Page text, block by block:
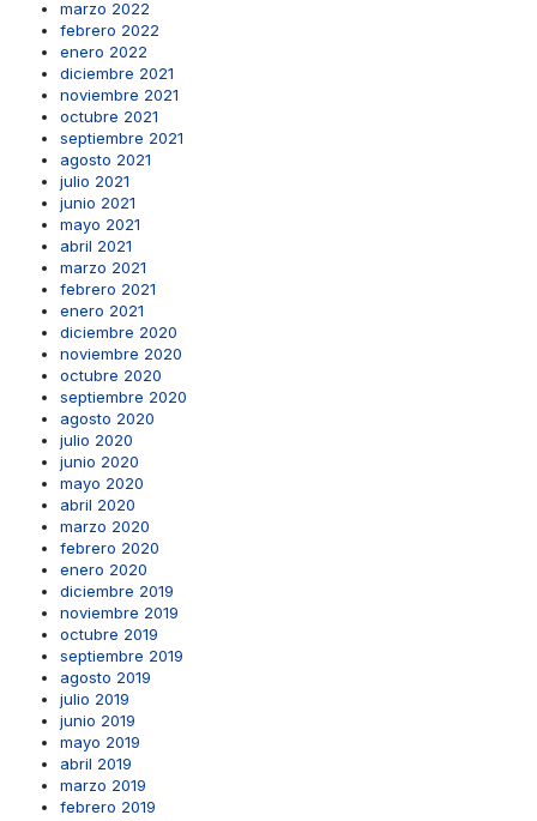
marzo 2022
febrero 2022
enero 2022
diciembre 2021
noviembre 2021
octubre 2021
septiembre 2021
agosto 2021
julio 2021
junio 2021
mayo 2021
abril 2021
marzo 2021
febrero 2021
enero 2021
diciembre 2020
noviembre 2020
octubre 2020
septiembre 2020
agosto 2020
julio 2020
junio 2020
mayo 2020
abril 2020
marzo 2020
febrero 2020
enero 2020
diciembre 2019
noviembre 2019
octubre 2019
septiembre 2019
agosto 2019
julio 2019
junio 2019
mayo 2019
abril 2019
marzo 2019
febrero 2019